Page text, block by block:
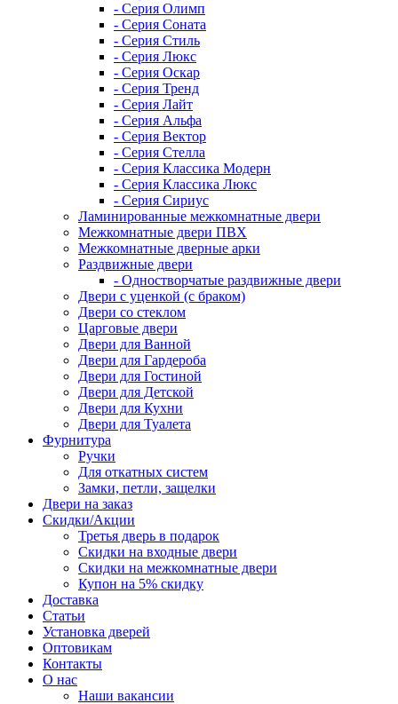
- Серия Олимп
- Серия Соната
- Серия Стиль
- Серия Люкс
- Серия Оскар
- Серия Тренд
- Серия Лайт
- Серия Альфа
- Серия Вектор
- Серия Стелла
- Серия Классика Модерн
- Серия Классика Люкс
- Серия Сириус
Ламинированные межкомнатные двери
Межкомнатные двери ПВХ
Межкомнатные дверные арки
Раздвижные двери
- Одностворчатые раздвижные двери
Двери с уценкой (с браком)
Двери со стеклом
Царговые двери
Двери для Ванной
Двери для Гардероба
Двери для Гостиной
Двери для Детской
Двери для Кухни
Двери для Туалета
Фурнитура
Ручки
Для откатных систем
Замки, петли, защелки
Двери на заказ
Скидки/Акции
Третья дверь в подарок
Скидки на входные двери
Скидки на межкомнатные двери
Купон на 5% скидку
Доставка
Статьи
Установка дверей
Оптовикам
Контакты
О нас
Наши вакансии